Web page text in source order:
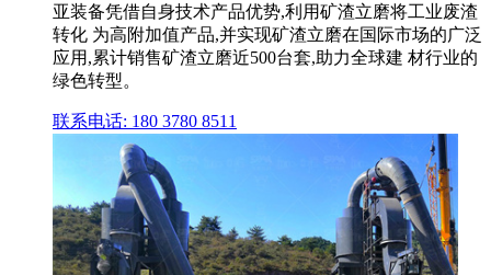
亚装备凭借自身技术产品优势,利用矿渣立磨将工业废渣
转化 为高附加值产品,并实现矿渣立磨在国际市场的广泛
应用,累计销售矿渣立磨近500台套,助力全球建 材行业的
绿色转型。
联系电话: 180 3780 8511